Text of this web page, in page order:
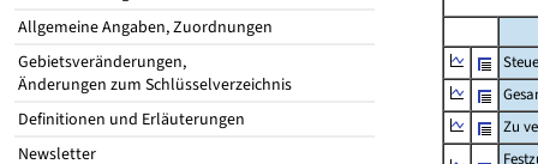
Allgemeine Angaben, Zuordnungen
Gebietsveränderungen,
Änderungen zum Schlüsselverzeichnis
Definitionen und Erläuterungen
Newsletter
Zu